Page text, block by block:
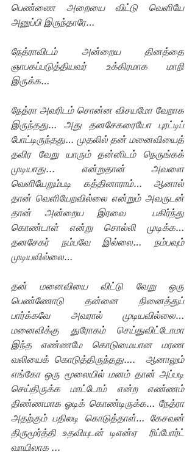
பெண்ணை அறையை விட்டு வெளியே
அனுப்பி இருந்தாரே…
நேத்ராவிடம் அன்றைய தினத்தை
ஞாபகப்படுத்தியவர் உக்கிரமாக மாறி
இருக்க…
நேத்ரா அவரிடம் சொன்ன விசயமோ வேறாக
இருந்தது… அது தனசேகரையோ புரட்டிப்
போட்டிருந்தது… முதலில் தன் மனைவியைத்
தவிர வேறு யாரும் தன்னிடம் நெருங்கக்
முடியாது... என்றுதான் அவளை
வெளியேறும்படி கத்தினாராம்… ஆனால்
தான் வெளியேறவில்லை என்றும் அவருடன்
தான் அன்றைய இரவை  பகிர்ந்து
கொண்டாள் என்று சொல்லி முடிக்க…
தனசேகர் நம்பவே இல்லை… நம்பவும்
முடியவில்லை…
தன் மனைவியை விட்டு வேறு ஒரு
பெண்ணோடு தன்னை நினைத்துப்
பார்க்கவே அவரால் முடியவில்லை…
மனைவிக்கு துரோகம் செய்துவிட்டோமா
இந்த எண்ணமே கொடுமையான மரண
வலியைக் கொடுத்திருந்தது….  ஆனாலும்
எங்கோ ஒரு மூலையில் மனம் தான் அப்படி
செய்திருக்க மாட்டோம் என்ற எண்ணம்
திண்ணமாக ஓடிக் கொண்டிருக்க… நேத்ரா
அதற்கும் பதிலடி கொடுத்தாள்… கேசவன்
திருமூர்த்தி உதவியுடன் டிஎன்ஏ  ரிப்போர்ட்
வாயிலாக ...